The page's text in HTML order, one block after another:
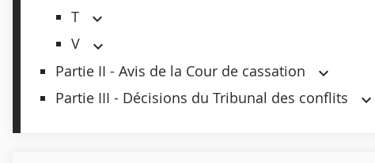
T
V
Partie II - Avis de la Cour de cassation
Partie III - Décisions du Tribunal des conflits